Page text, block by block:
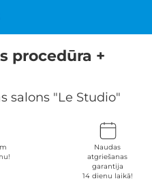
procedūra +
salons "Le Studio"
Naudas
atgriešanas
garantija
14 dienu laikā!